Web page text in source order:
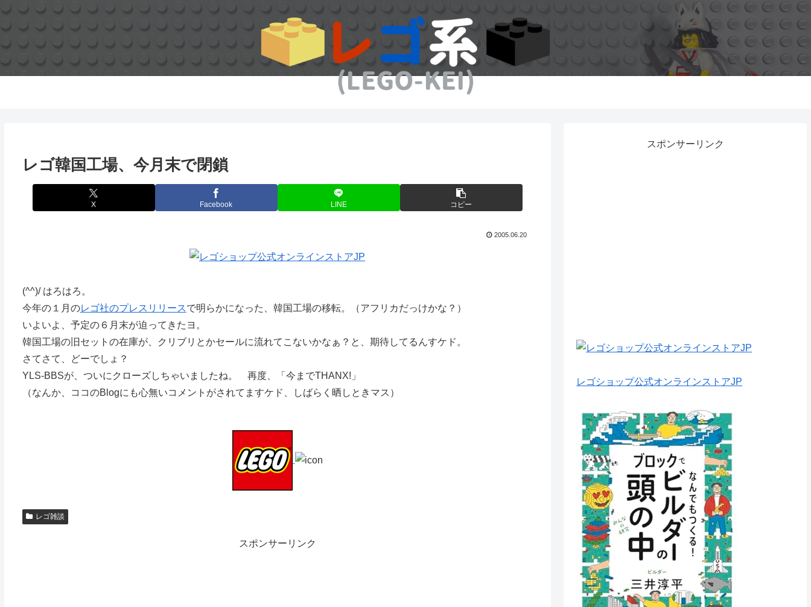
レゴ韓国工場、今月末で閉鎖
X Facebook LINE コピー
2005.06.20
(^^)/ はろはろ。
今年の１月のレゴ社のプレスリリースで明らかになった、韓国工場の移転。（アフリカだっけかな？）
いよいよ、予定の６月末が迫ってきたヨ。
韓国工場の旧セットの在庫が、クリブリとかセールに流れてこないかなぁ？と、期待してるんすケド。
さてさて、どーでしょ？
YLS-BBSが、ついにクローズしちゃいましたね。 再度、「今までTHANX!」
（なんか、ココのBlogにも心無いコメントがされてますケド、しばらく晒しときマス）
レゴ雑談
スポンサーリンク
スポンサーリンク
レゴショップ公式オンラインストアJP